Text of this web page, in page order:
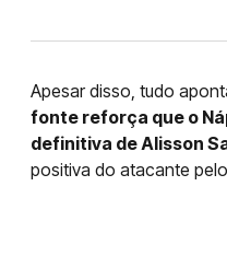
Apesar disso, tudo
fonte reforça que o
definitiva de Alisson
positiva do atacante